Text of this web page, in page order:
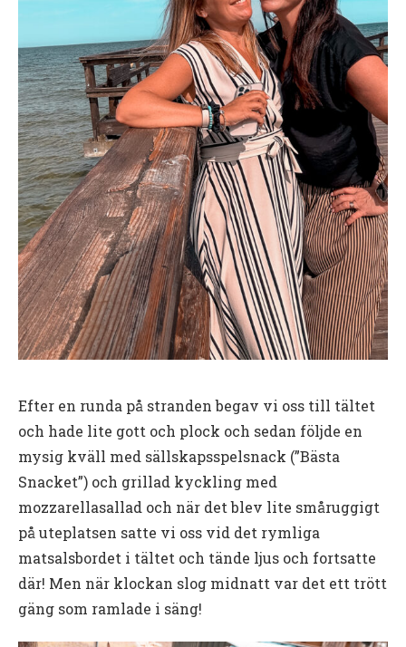
Efter en runda på stranden begav vi oss till tältet
och hade lite gott och plock och sedan följde en
mysig kväll med sällskapsspelsnack (”Bästa
Snacket”) och grillad kyckling med
mozzarellasallad och när det blev lite småruggigt
på uteplatsen satte vi oss vid det rymliga
matsalsbordet i tältet och tände ljus och fortsatte
där! Men när klockan slog midnatt var det ett trött
gäng som ramlade i säng!